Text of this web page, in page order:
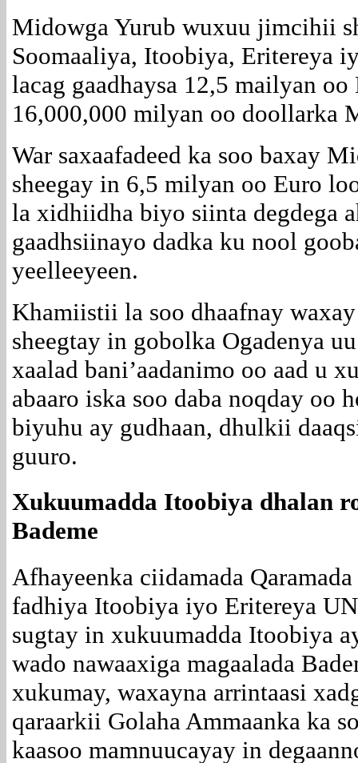
Midowga Yurub wuxuu jimcihii
Soomaaliya, Itoobiya, Eritereya
lacag gaadhaysa 12,5 mailyan
16,000,000 milyan oo doollarka
War saxaafadeed ka soo baxay
sheegay in 6,5 milyan oo Euro
la xidhiidha biyo siinta degdega
gaadhsiinayo dadka ku nool
yeelleeyeen.
Khamiistii la soo dhaafnay
sheegtay in gobolka Ogadenya
xaalad bani’aadanimo oo aad u
abaaro iska soo daba noqday oo
biyuhu ay gudhaan, dhulkii
guuro.
Xukuumadda Itoobiya dhalan
Bademe
Afhayeenka ciidamada
fadhiya Itoobiya iyo Eritereya
sugtay in xukuumadda Itoobiya
wado nawaaxiga magaalada
xukumay, waxayna arrintaasi
qaraarkii Golaha Ammaanka ka
kaasoo mamnuucayay in